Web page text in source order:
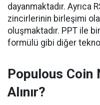
dayanmaktadır. Ayrıca
zincirlerinin birleşimi
oluşmaktadır. PPT ile
formülü gibi diğer
Populous Coin
Alınır?